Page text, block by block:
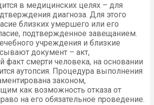
в медицинских целях – для
диагноза. Для этого
близких умершего или его
подтвержденное завещанием.
учреждения и близкие
документ – акт,
смерти человека, на основании
аутопсия. Процедура выполнения
законом,
как возможность отказа от
на его обязательное проведение.